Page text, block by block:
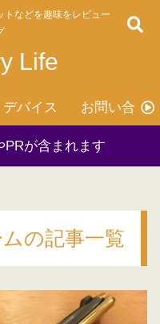
トなどを趣味をレビュー
Life
デバイス お問い合わ
PRが含まれます
の記事一覧